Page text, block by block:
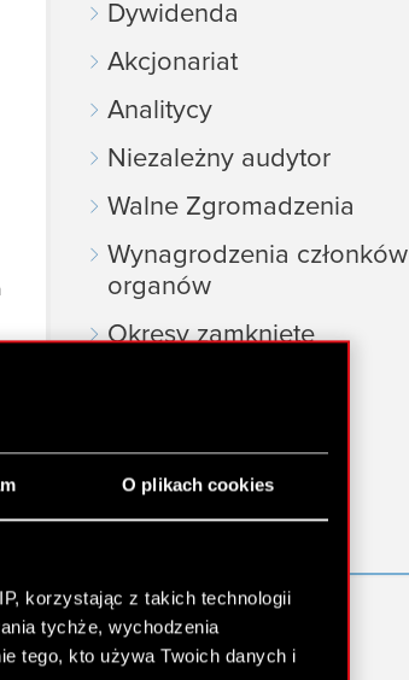
O plikach cookies
korzystając z takich technologii
tychże, wychodzenia
tego, kto używa Twoich danych i
Dywidenda
Akcjonariat
Analitycy
Niezależny audytor
Walne Zgromadzenia
Wynagrodzenia członków
organów
Okresy zamknięte
Przydatne linki
Kontakt IR
Dowiedz się więcej:
thewitcher.com